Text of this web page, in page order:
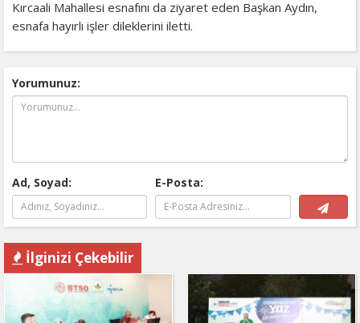
Kırcaali Mahallesi esnafını da ziyaret eden Başkan Aydın,
esnafa hayırlı işler dileklerini iletti.
Yorumunuz:
Ad, Soyad: E-Posta:
İlginizi Çekebilir